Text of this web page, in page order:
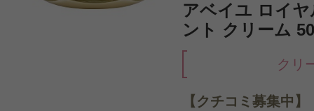
アベイユ ロイ
ント クリーム
クリ
【クチコミ募集中】